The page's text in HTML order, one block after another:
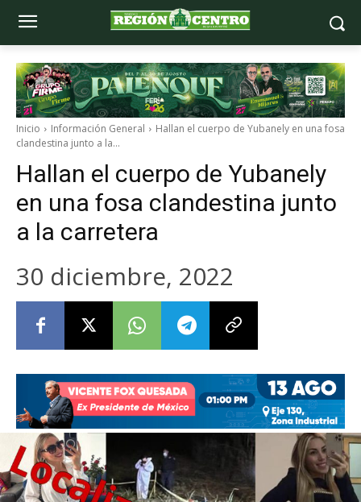
Inicio Información General
Hallan el cuerpo de Yubanely en una fosa
clandestina junto a la...
Hallan el cuerpo de Yubanely
en una fosa clandestina junto
a la carretera
30 diciembre, 2022